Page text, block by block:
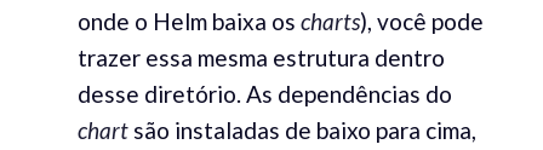
onde o Helm baixa os charts), você pode
trazer essa mesma estrutura dentro
desse diretório. As dependências do
chartsão instaladas de baixo para cima,